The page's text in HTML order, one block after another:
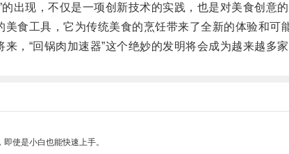
现，不仅是一项创新技术的实践，也是对美食创意的
工具，它为传统美食的烹饪带来了全新的体验和可
“回锅肉加速器”这个绝妙的发明将会成为越来越多
使是小白也能快速上手。